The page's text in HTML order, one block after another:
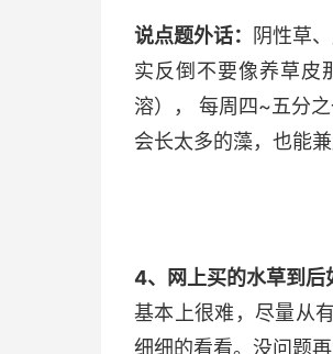
说点题外话：
阴性草
实反倒不要像养草皮
溶）， 每周四~五分
会长太多的藻，也能
4、网上买的水草到后
基本上很难，尽量从
细细的看看。没问题再